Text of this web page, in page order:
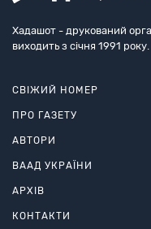
Хадашот - друкований
виходить з січня 1991 року.
СВІЖИЙ НОМЕР
ПРО ГАЗЕТУ
АВТОРИ
ВААД УКРАЇНИ
АРХІВ
КОНТАКТИ